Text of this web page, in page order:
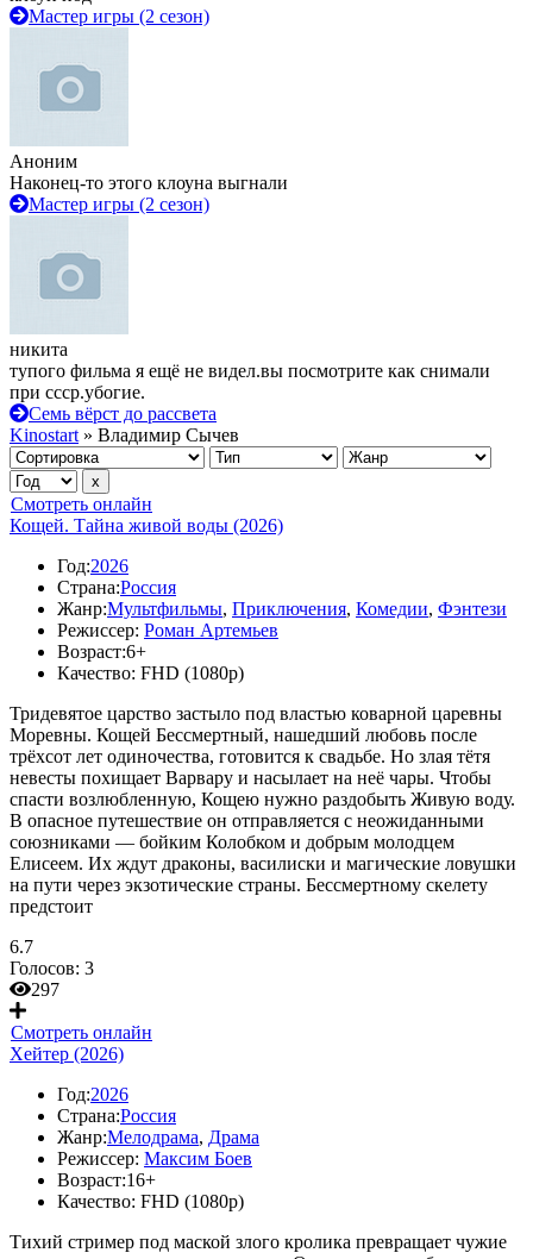
Мастер игры (2 сезон)
Аноним
Наконец-то этого клоуна выгнали
Мастер игры (2 сезон)
никита
тупого фильма я ещё не видел.вы посмотрите как снимали
при ссср.убогие.
Семь вёрст до рассвета
Kinostart » Владимир Сычев
Смотреть онлайн
Кощей. Тайна живой воды (2026)
Год:2026
Страна:Россия
Жанр:Мультфильмы, Приключения, Комедии, Фэнтези
Режиссер: Роман Артемьев
Возраст:6+
Качество: FHD (1080p)
Тридевятое царство застыло под властью коварной царевны
Моревны. Кощей Бессмертный, нашедший любовь после
трёхсот лет одиночества, готовится к свадьбе. Но злая тётя
невесты похищает Варвару и насылает на неё чары. Чтобы
спасти возлюбленную, Кощею нужно раздобыть Живую воду.
В опасное путешествие он отправляется с неожиданными
союзниками — бойким Колобком и добрым молодцем
Елисеем. Их ждут драконы, василиски и магические ловушки
на пути через экзотические страны. Бессмертному скелету
предстоит
6.7
Голосов: 3
297
Смотреть онлайн
Хейтер (2026)
Год:2026
Страна:Россия
Жанр:Мелодрама, Драма
Режиссер: Максим Боев
Возраст:16+
Качество: FHD (1080p)
Тихий стример под маской злого кролика превращает чужие